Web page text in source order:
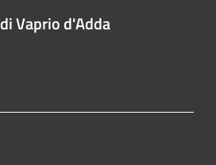
Vaprio d'Adda